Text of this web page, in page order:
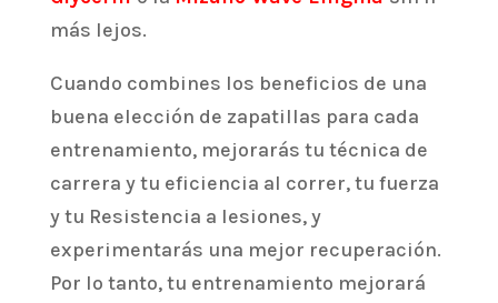
más lejos.
Cuando combines los beneficios de una
buena elección de zapatillas para cada
entrenamiento, mejorarás tu técnica de
carrera y tu eficiencia al correr, tu fuerza
y tu Resistencia a lesiones, y
experimentarás una mejor recuperación.
Por lo tanto, tu entrenamiento mejorará